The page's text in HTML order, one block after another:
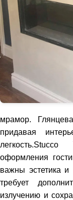
мрамор.
придавая
оформления
важны эстетика
требует
излучению и